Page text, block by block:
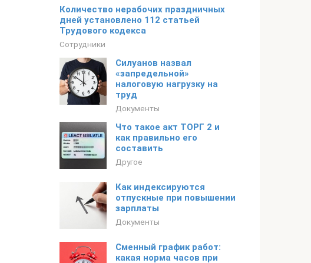
Количество нерабочих праздничных
дней установлено 112 статьей
Трудового кодекса
Сотрудники
Силуанов назвал
«запредельной»
налоговую нагрузку на
труд
Документы
Что такое акт ТОРГ 2 и
как правильно его
составить
Другое
Как индексируются
отпускные при повышении
зарплаты
Документы
Сменный график работ:
какая норма часов при